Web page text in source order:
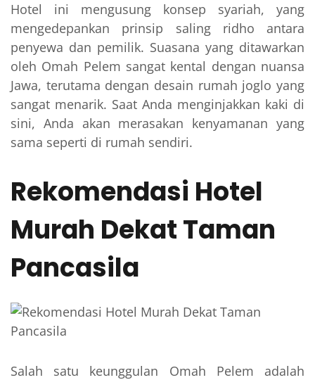
Hotel ini mengusung konsep syariah, yang
mengedepankan prinsip saling ridho antara
penyewa dan pemilik. Suasana yang ditawarkan
oleh Omah Pelem sangat kental dengan nuansa
Jawa, terutama dengan desain rumah joglo yang
sangat menarik. Saat Anda menginjakkan kaki di
sini, Anda akan merasakan kenyamanan yang
sama seperti di rumah sendiri.
Rekomendasi Hotel
Murah Dekat Taman
Pancasila
Salah satu keunggulan Omah Pelem adalah